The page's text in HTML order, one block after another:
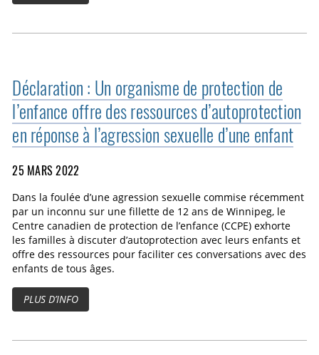
Déclaration : Un organisme de protection de
l’enfance offre des ressources d’autoprotection
en réponse à l’agression sexuelle d’une enfant
25 MARS 2022
Dans la foulée d’une agression sexuelle commise récemment
par un inconnu sur une fillette de 12 ans de Winnipeg, le
Centre canadien de protection de l’enfance (CCPE) exhorte
les familles à discuter d’autoprotection avec leurs enfants et
offre des ressources pour faciliter ces conversations avec des
enfants de tous âges.
PLUS D’INFO